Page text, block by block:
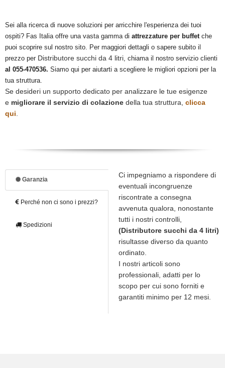
Sei alla ricerca di nuove soluzioni per arricchire l'esperienza dei tuoi
ospiti? Fas Italia offre una vasta gamma di attrezzature per buffetche
puoi scoprire sul nostro sito. Per maggiori dettagli o sapere subito il
prezzo per Distributore succhi da 4 litri, chiama il nostro servizio clienti
al 055-470536. Siamo qui per aiutarti a scegliere le migliori opzioni per la
tua struttura.
Se desideri un supporto dedicato per analizzare le tue esigenze
e migliorare il servizio di colazione della tua struttura, clicca
qui.
Garanzia
Perché non ci sono i prezzi?
Spedizioni
Ci impegniamo a rispondere di
eventuali incongruenze
riscontrate a consegna
avvenuta qualora, nonostante
tutti i nostri controlli,
(Distributore succhi da 4 litri)
risultasse diverso da quanto
ordinato.
I nostri articoli sono
professionali, adatti per lo
scopo per cui sono forniti e
garantiti minimo per 12 mesi.